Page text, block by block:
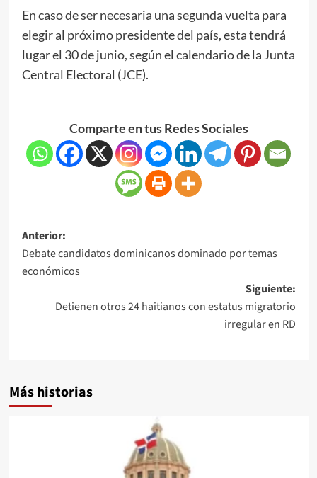
En caso de ser necesaria una segunda vuelta para
elegir al próximo presidente del país, esta tendrá
lugar el 30 de junio, según el calendario de la Junta
Central Electoral (JCE).
Comparte en tus Redes Sociales
Anterior:
Debate candidatos dominicanos dominado por temas
económicos
Siguiente:
Detienen otros 24 haitianos con estatus migratorio
irregular en RD
Más historias